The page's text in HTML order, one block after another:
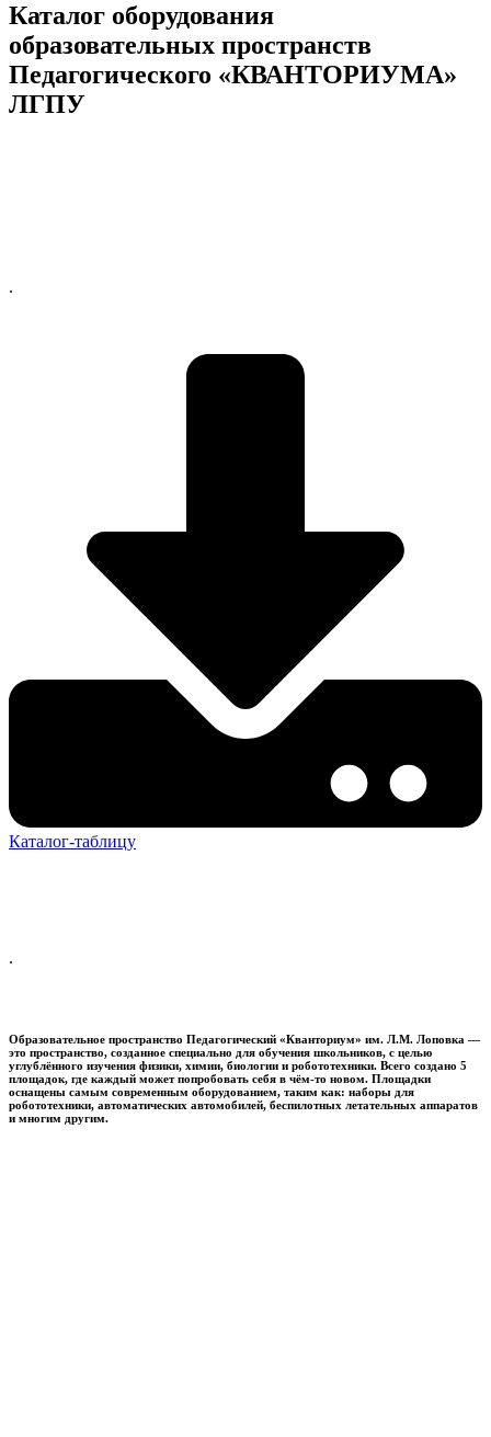
Каталог оборудования
образовательных пространств
Педагогического «КВАНТОРИУМА»
ЛГПУ
.
Каталог-таблицу
.
Образовательное пространство Педагогический «Кванториум» им. Л.М. Лоповка —
это пространство, созданное специально для обучения школьников, с целью
углублённого изучения физики, химии, биологии и робототехники. Всего создано 5
площадок, где каждый может попробовать себя в чём-то новом. Площадки
оснащены самым современным оборудованием, таким как: наборы для
робототехники, автоматических автомобилей, беспилотных летательных аппаратов
и многим другим.